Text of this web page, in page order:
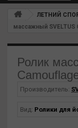
ЛЕТНИЙ
массажный
Ролик
Производитель:
Вид: Ролики для